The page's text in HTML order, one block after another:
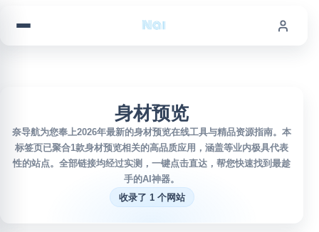
身材预览
奈导航为您奉上2026年最新的身材预览在线工具与精品资源指南。本
标签页已聚合1款身材预览相关的高品质应用，涵盖等业内极具代表
性的站点。全部链接均经过实测，一键点击直达，帮您快速找到最趁
手的AI神器。
收录了 1 个网站